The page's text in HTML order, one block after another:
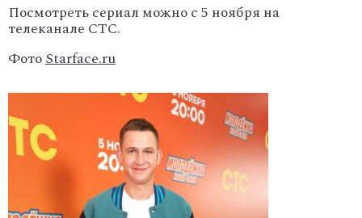
Посмотреть сериал можно с 5 ноября на
телеканале СТС.
ФотоStarface.ru
'